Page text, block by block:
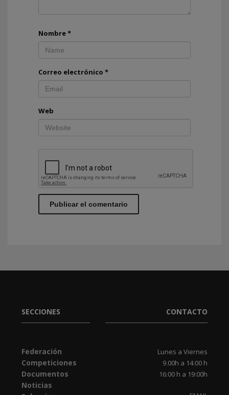
Nombre*
Correo electrónico *
Web
SECCIONES
Federación
Competiciones
Documentos
Noticias
CONTACTO
Lunes a Viernes
9.00h a 14:00 h
16:00 h a 19:00h